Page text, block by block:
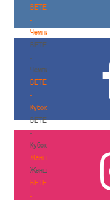
BETERA
-
Чемпионат
BETERA
-
Чемпионат
BETERA
-
Кубок
BETERA
-
Кубок
Женщины
Женщины
BETERA
-